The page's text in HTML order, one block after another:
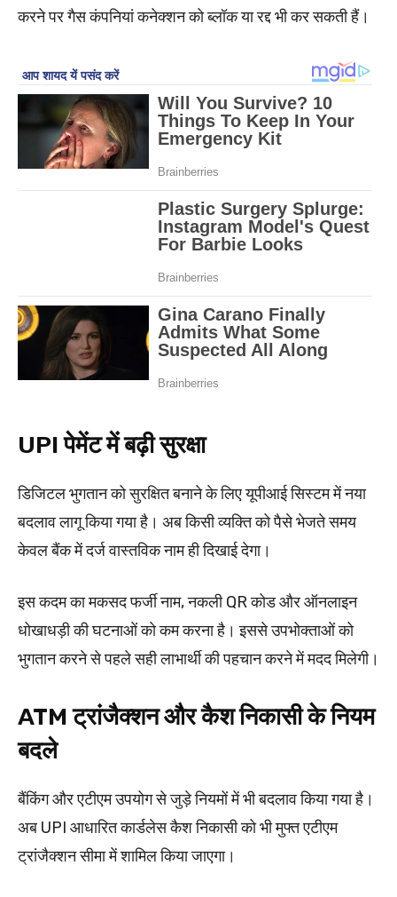
करने पर गैस कंपनियां कनेक्शन को ब्लॉक या रद्द भी कर सकती हैं।
UPI पेमेंट में बढ़ी सुरक्षा
डिजिटल भुगतान को सुरक्षित बनाने के लिए यूपीआई सिस्टम में नया
बदलाव लागू किया गया है। अब किसी व्यक्ति को पैसे भेजते समय
केवल बैंक में दर्ज वास्तविक नाम ही दिखाई देगा।
इस कदम का मकसद फर्जी नाम, नकली QR कोड और ऑनलाइन
धोखाधड़ी की घटनाओं को कम करना है। इससे उपभोक्ताओं को
भुगतान करने से पहले सही लाभार्थी की पहचान करने में मदद मिलेगी।
ATM ट्रांजैक्शन और कैश निकासी के नियम
बदले
बैंकिंग और एटीएम उपयोग से जुड़े नियमों में भी बदलाव किया गया है।
अब UPI आधारित कार्डलेस कैश निकासी को भी मुफ्त एटीएम
ट्रांजैक्शन सीमा में शामिल किया जाएगा।